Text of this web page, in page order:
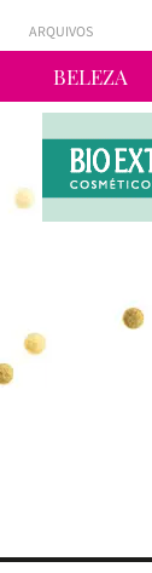
BELEZA
ARQUIVOS